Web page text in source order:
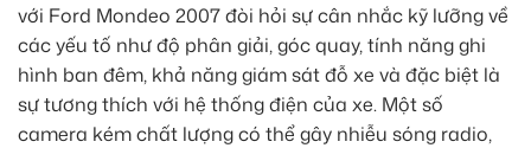
với Ford Mondeo 2007 đòi hỏi sự cân nhắc kỹ lưỡng về
các yếu tố như độ phân giải, góc quay, tính năng ghi
hình ban đêm, khả năng giám sát đỗ xe và đặc biệt là
sự tương thích với hệ thống điện của xe. Một số
camera kém chất lượng có thể gây nhiễu sóng radio,